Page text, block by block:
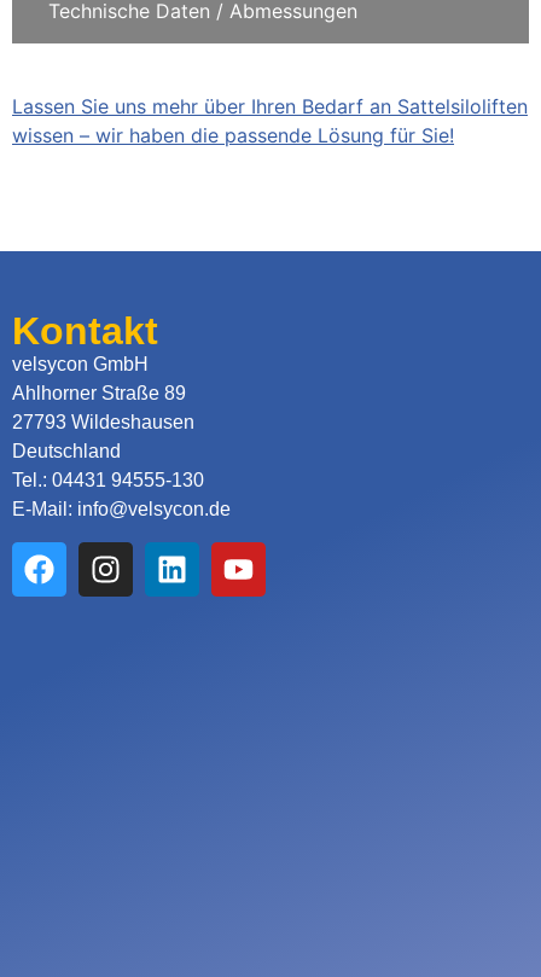
Technische Daten / Abmessungen
Lassen Sie uns mehr über Ihren Bedarf an Sattelsiloliften
wissen – wir haben die passende Lösung für Sie!
Kontakt
velsycon GmbH
Ahlhorner Straße 89
27793 Wildeshausen
Deutschland
Tel.: 04431 94555-130
E-Mail: info@velsycon.de